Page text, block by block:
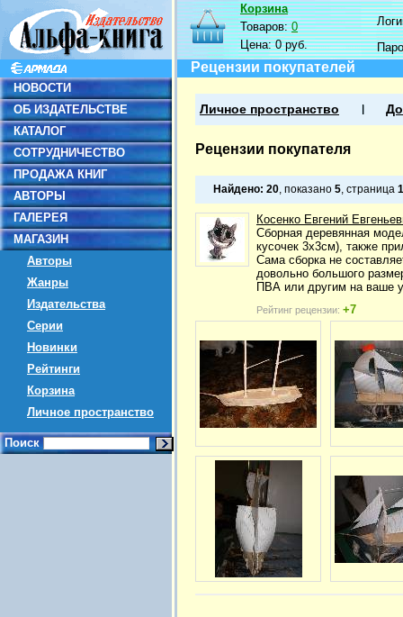
НОВОСТИ
ОБ ИЗДАТЕЛЬСТВЕ
КАТАЛОГ
СОТРУДНИЧЕСТВО
ПРОДАЖА КНИГ
АВТОРЫ
ГАЛЕРЕЯ
МАГАЗИН
Авторы
Жанры
Издательства
Серии
Новинки
Рейтинги
Корзина
Личное пространство
Поиск
Корзина
Товаров:0
Цена:0 руб.
Рецензии покупателей
Личное пространство
Рецензии покупателя
Найдено: 20, показано 5, страница 1
Косенко Евгений
Сборная деревянная
кусочек 3х3см), также
Сама сборка не
довольно большого
ПВА или другим на ваше
Рейтинг рецензии: +7